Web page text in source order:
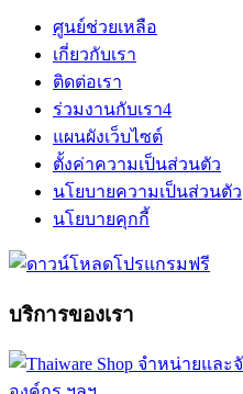
ศูนย์ช่วยเหลือ
เกี่ยวกับเรา
ติดต่อเรา
ร่วมงานกับเรา4
แผนผังเว็บไซต์
ตั้งค่าความเป็นส่วนตัว
นโยบายความเป็นส่วนตัว
นโยบายคุกกี้
บริการของเรา